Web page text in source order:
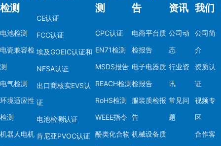
检测
电池检测
电瓷兼容检
测
电气检测
环境适应性
检测
机器人电机
CE认证
FCC认证
埃及GOEIC认证和
NFSA认证
出口商核实EVS认
证
电池检测认证
肯尼亚PVOC认证
测
CPC认证
EN71检测
MSDS报告
REACH检测
RoHS检测
WEEE指令
酚类化合物
告
电商平台质
检报告
电子电器质
检报告
服装质检报
告
机械设备质
资讯
公司动
态
行业资
讯
常见问
题
我们
公司简
介
资质认
证
视频专
区
合作客